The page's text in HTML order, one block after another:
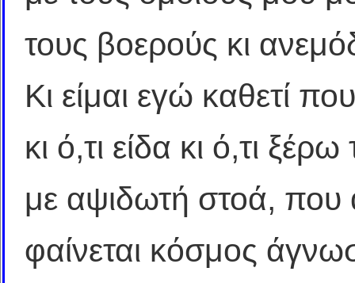
τους βοερούς κι
Κι είμαι εγώ καθετί
κι ό,τι είδα κι ό,τι
με αψιδωτή στοά, που
φαίνεται κόσμος